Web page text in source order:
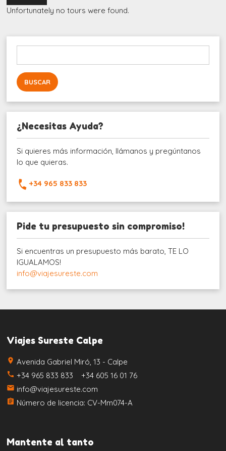
Unfortunately no tours were found.
¿Necesitas Ayuda?
Si quieres más información, llámanos y pregúntanos
lo que quieras.
+34 965 833 833
Pide tu presupuesto sin compromiso!
Si encuentras un presupuesto más barato, TE LO
IGUALAMOS!
info@viajesureste.com
Viajes Sureste Calpe
place Avenida Gabriel Miró, 13 - Calpe
call +34 965 833 833 +34 605 16 01 76
email info@viajesureste.com
assignment Número de licencia: CV-Mm074-A
Mantente al tanto